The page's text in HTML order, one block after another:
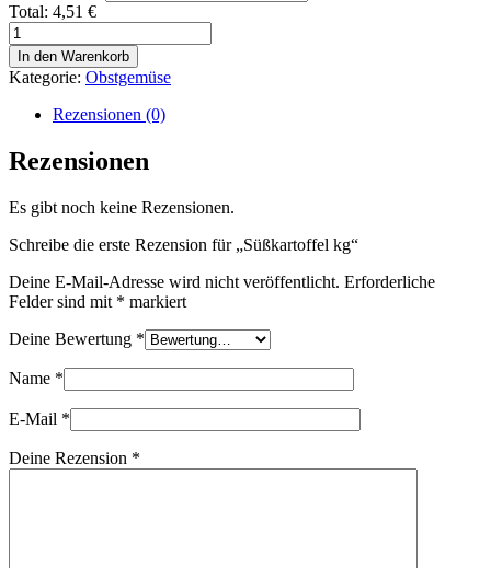
Total: 4,51 €
Süßkartoffel
kg
Menge
In den Warenkorb
Kategorie: Obstgemüse
Rezensionen (0)
Rezensionen
Es gibt noch keine Rezensionen.
Schreibe die erste Rezension für „Süßkartoffel kg“
Deine E-Mail-Adresse wird nicht veröffentlicht. Erforderliche
Felder sind mit * markiert
Deine Bewertung *
Name *
E-Mail *
Deine Rezension *